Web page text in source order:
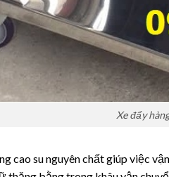
Xe đẩy
cao su nguyên chất giúp việc